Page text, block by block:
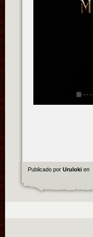
Publicado por Uruloki en